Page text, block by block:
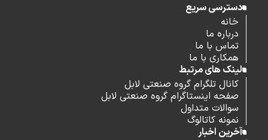
دسترسی سریع
خانه
درباره ما
تماس با ما
همکاری با ما
لینک های مرتبط
کانال تلگرام گروه صنعتی لابل
صفحه اینستاگرام گروه صنعتی لابل
سوالات متداول
نمونه کاتالوگ
آخرین اخبار